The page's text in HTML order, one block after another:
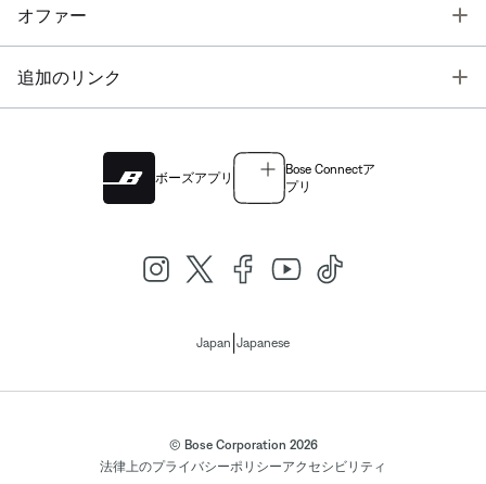
オファー
追加のリンク
ボーズアプリ
Bose Connectア
プリ
Japan Japanese
© Bose Corporation 2026
法律上のプライバシーポリシーアクセシビリティ